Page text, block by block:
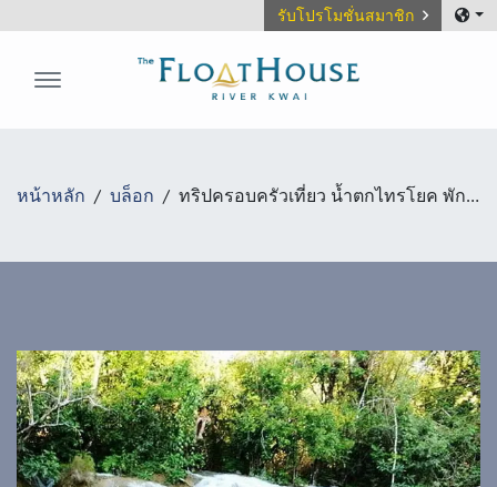
รับโปรโมชั่นสมาชิก
หน้าหลัก บล็อก ทริปครอบครัวเที่ยว น้ำตกไทรโยค พักผ่อนสบายๆ ใน วิลล่า กาญจนบุรี ติดริมน้ำ